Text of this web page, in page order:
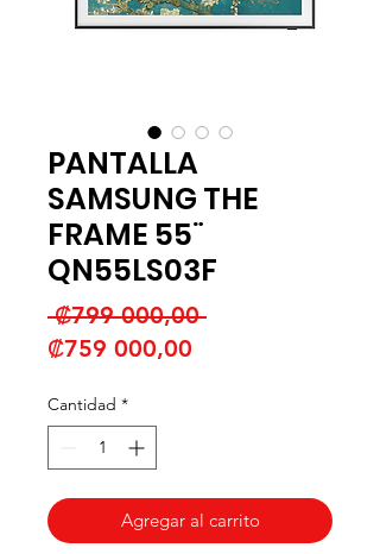
PANTALLA
SAMSUNG THE
FRAME 55¨
QN55LS03F
₡799 000,00 Precio
₡759 000,00
Cantidad *
Agregar al carrito